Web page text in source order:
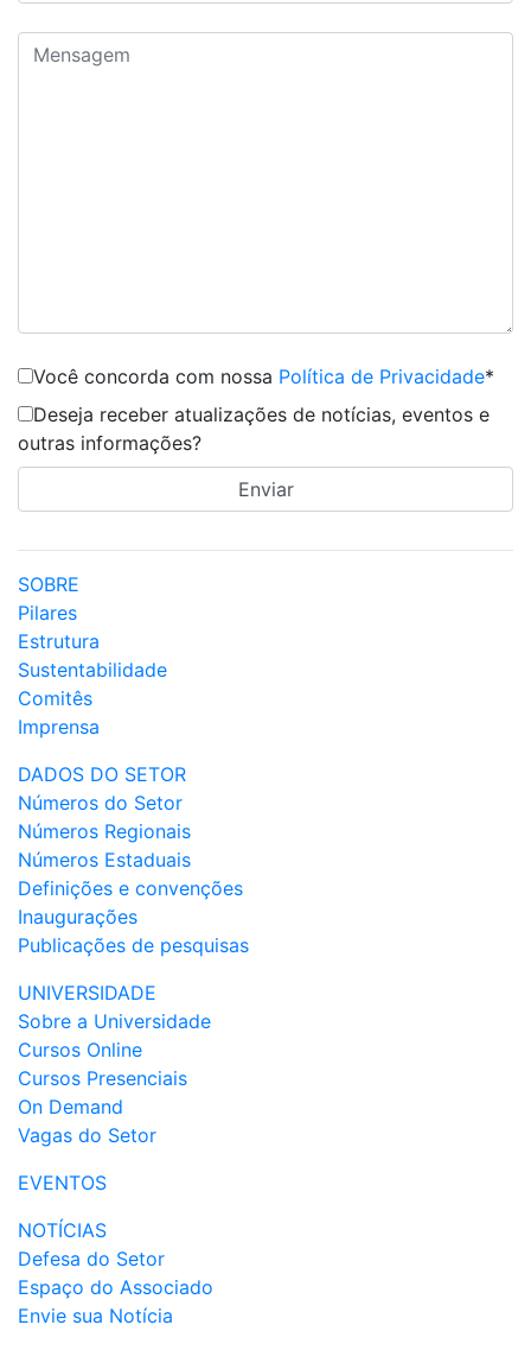
Você concorda com nossa Política de Privacidade*
Deseja receber atualizações de notícias, eventos e
outras informações?
SOBRE
Pilares
Estrutura
Sustentabilidade
Comitês
Imprensa
DADOS DO SETOR
Números do Setor
Números Regionais
Números Estaduais
Definições e convenções
Inaugurações
Publicações de pesquisas
UNIVERSIDADE
Sobre a Universidade
Cursos Online
Cursos Presenciais
On Demand
Vagas do Setor
EVENTOS
NOTÍCIAS
Defesa do Setor
Espaço do Associado
Envie sua Notícia